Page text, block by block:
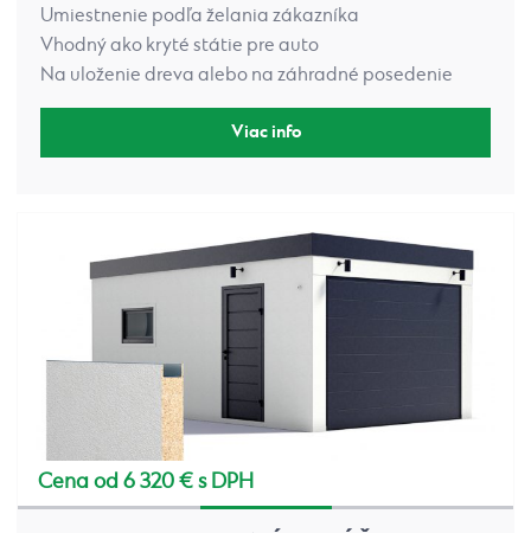
Umiestnenie podľa želania zákazníka
Vhodný ako kryté státie pre auto
Na uloženie dreva alebo na záhradné posedenie
Viac info
Cena od 6 320 € s DPH